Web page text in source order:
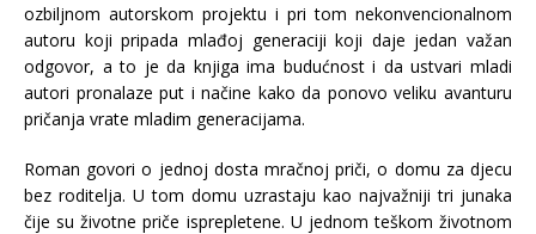
ozbiljnom autorskom projektu i pri tom nekonvencionalnom
autoru koji pripada mlađoj generaciji koji daje jedan važan
odgovor, a to je da knjiga ima budućnost i da ustvari mladi
autori pronalaze put i načine kako da ponovo veliku avanturu
pričanja vrate mladim generacijama.
Roman govori o jednoj dosta mračnoj priči, o domu za djecu
bez roditelja. U tom domu uzrastaju kao najvažniji tri junaka
čije su životne priče isprepletene. U jednom teškom životnom